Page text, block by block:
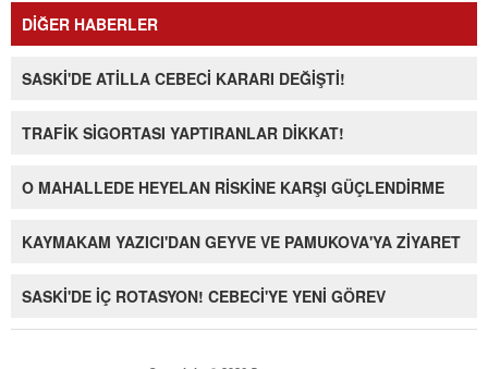
DİĞER HABERLER
SASKİ'DE ATİLLA CEBECİ KARARI DEĞİŞTİ!
TRAFİK SİGORTASI YAPTIRANLAR DİKKAT!
O MAHALLEDE HEYELAN RİSKİNE KARŞI GÜÇLENDİRME
KAYMAKAM YAZICI'DAN GEYVE VE PAMUKOVA'YA ZİYARET
SASKİ'DE İÇ ROTASYON! CEBECİ'YE YENİ GÖREV